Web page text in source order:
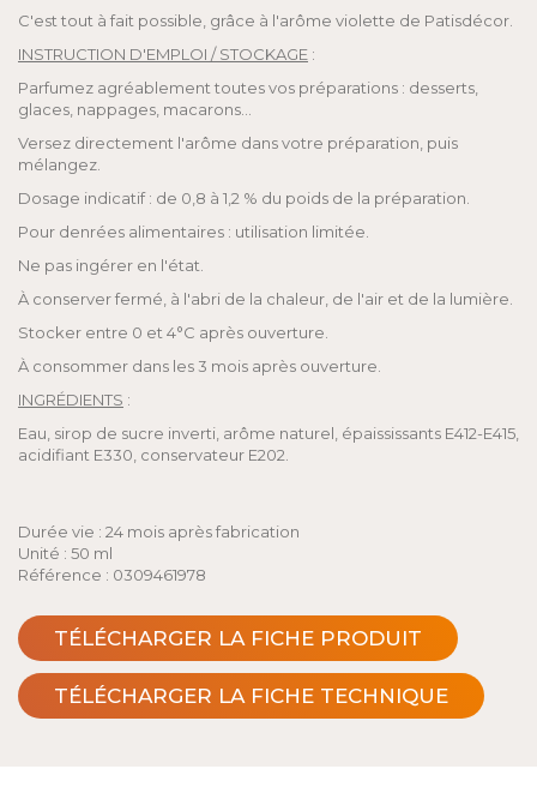
C'est tout à fait possible, grâce à l'arôme violette de Patisdécor.
INSTRUCTION D'EMPLOI / STOCKAGE :
Parfumez agréablement toutes vos préparations : desserts,
glaces, nappages, macarons...
Versez directement l'arôme dans votre préparation, puis
mélangez.
Dosage indicatif : de 0,8 à 1,2 % du poids de la préparation.
Pour denrées alimentaires : utilisation limitée.
Ne pas ingérer en l'état.
À conserver fermé, à l'abri de la chaleur, de l'air et de la lumière.
Stocker entre 0 et 4°C après ouverture.
À consommer dans les 3 mois après ouverture.
INGRÉDIENTS :
Eau, sirop de sucre inverti, arôme naturel, épaississants E412-E415,
acidifiant E330, conservateur E202.
Durée vie : 24 mois après fabrication
Unité : 50 ml
Référence : 0309461978
TÉLÉCHARGER LA FICHE PRODUIT
TÉLÉCHARGER LA FICHE TECHNIQUE